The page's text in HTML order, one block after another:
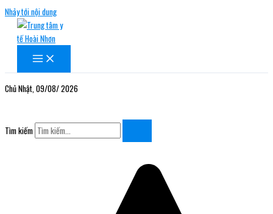
Nhảy tới nội dung
Chủ Nhật, 09/08/ 2026
Tìm kiếm